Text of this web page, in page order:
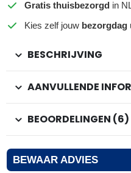
Gratis thuisbezorgd in
Kies zelf jouw bezorgdag
BESCHRIJVING
AANVULLENDE
BEOORDELINGEN (6)
BEWAAR ADVIES